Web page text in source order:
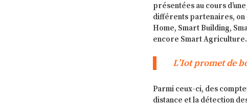
présentées au cours
différents partenaires, on
Home, Smart Building,
encore Smart
L’Iot promet de
Parmi ceux-ci, des
distance et la détection